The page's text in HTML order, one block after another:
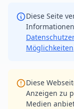
Diese Seite
Möglichkeiten
Diese
Anzeigen zu
Medien